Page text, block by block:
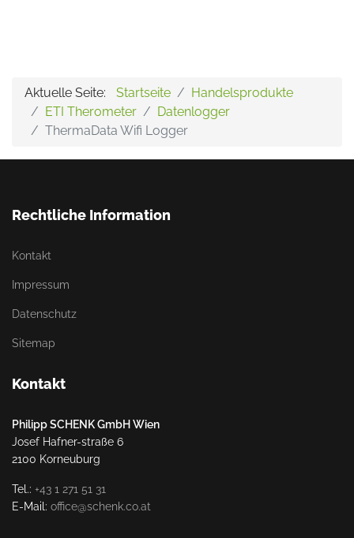
Aktuelle Seite: Startseite
Handelsprodukte
ETI Therometer
Datenlogger
ThermaData Wifi Logger
Rechtliche Information
Kontakt
Impressum
Datenschutz
Sitemap
Kontakt
Philipp SCHENK GmbH Wien
Josef Hafner-straße 6
2100 Korneuburg
Tel.: +43 1 271 51 31
E-Mail: office@schenk.co.at